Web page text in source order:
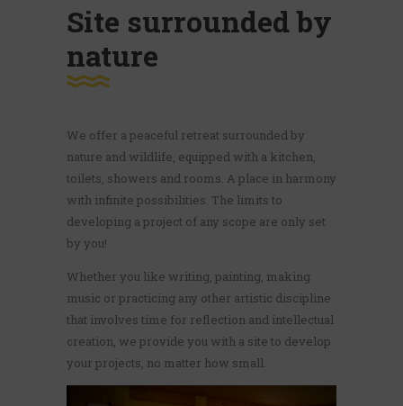
Site surrounded by
nature
We offer a peaceful retreat surrounded by
nature and wildlife, equipped with a kitchen,
toilets, showers and rooms. A place in harmony
with infinite possibilities. The limits to
developing a project of any scope are only set
by you!
Whether you like writing, painting, making
music or practicing any other artistic discipline
that involves time for reflection and intellectual
creation, we provide you with a site to develop
your projects, no matter how small.